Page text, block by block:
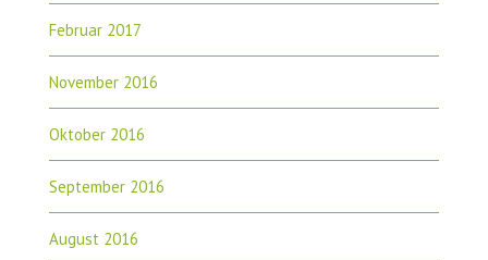
Februar 2017
November 2016
Oktober 2016
September 2016
August 2016